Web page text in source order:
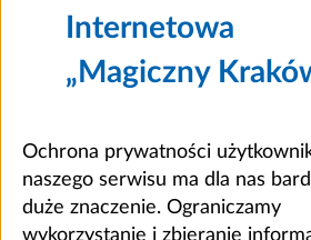
Internetowa
„Magiczny
Ochrona prywatności
naszego serwisu ma dla nas
duże znaczenie. Ograniczamy
wykorzystanie i zbieranie